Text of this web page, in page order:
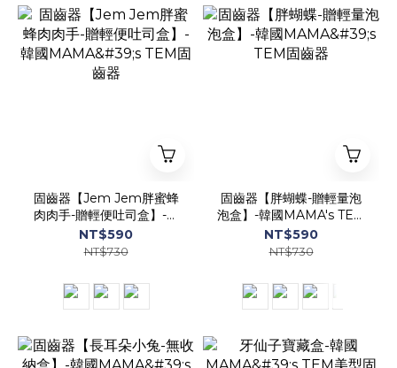
固齒器【Jem Jem胖蜜蜂
肉肉手-贈輕便吐司盒】-韓
國MAMA's TEM固齒器
NT$590
NT$730
固齒器【胖蝴蝶-贈輕量泡
泡盒】-韓國MAMA's TEM
固齒器
NT$590
NT$730